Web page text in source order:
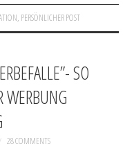
, PERSÖNLICHER POST
SO
WERBUNG
28 COMMENTS